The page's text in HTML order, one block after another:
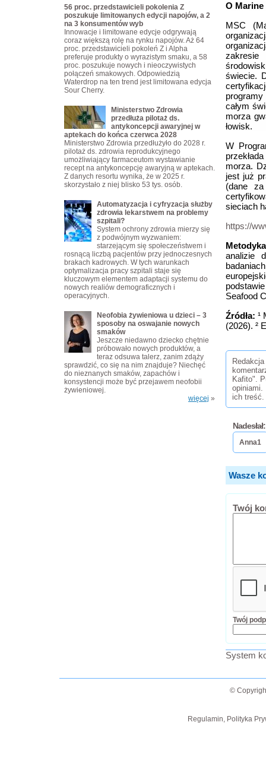
O
MSC
zakresie
świecie.
całym
morza
łowisk.
W
morza.
jest już
(dane
sieciach
https://
analizie
Seafood
Źródła: ¹
(2026). ²
Kafito".
opiniami.
ich treść.
Nadesłał:
Anna1
Wasze
Twój
Twój
System
56 proc. przedstawicieli pokolenia Z
poszukuje limitowanych edycji napojów, a 2
na 3 konsumentów wyb
Innowacje i limitowane edycje odgrywają
coraz większą rolę na rynku napojów. Aż 64
proc. przedstawicieli pokoleń Z i Alpha
preferuje produkty o wyrazistym smaku, a 58
proc. poszukuje nowych i nieoczywistych
połączeń smakowych. Odpowiedzią
Waterdrop na ten trend jest limitowana edycja
Sour Cherry.
Ministerstwo Zdrowia
przedłuża pilotaż ds.
antykoncepcji awaryjnej w
aptekach do końca czerwca 2028
Ministerstwo Zdrowia przedłużyło do 2028 r.
pilotaż ds. zdrowia reprodukcyjnego
umożliwiający farmaceutom wystawianie
recept na antykoncepcję awaryjną w aptekach.
Z danych resortu wynika, że w 2025 r.
skorzystało z niej blisko 53 tys. osób.
Automatyzacja i cyfryzacja służby
zdrowia lekarstwem na problemy
szpitali?
System ochrony zdrowia mierzy się
z podwójnym wyzwaniem:
starzejącym się społeczeństwem i
rosnącą liczbą pacjentów przy jednoczesnych
brakach kadrowych. W tych warunkach
optymalizacja pracy szpitali staje się
kluczowym elementem adaptacji systemu do
nowych realiów demograficznych i
operacyjnych.
Neofobia żywieniowa u dzieci – 3
sposoby na oswajanie nowych
smaków
Jeszcze niedawno dziecko chętnie
próbowało nowych produktów, a
teraz odsuwa talerz, zanim zdąży
sprawdzić, co się na nim znajduje? Niechęć
do nieznanych smaków, zapachów i
konsystencji może być przejawem neofobii
żywieniowej.
więcej »
©
Regulamin, Polityka